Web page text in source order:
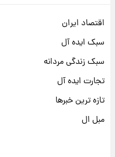
اقتصاد ایران
سبک ایده آل
سبک زندگی مردانه
تجارت ایده آل
تازه ترین خبرها
مبل ال